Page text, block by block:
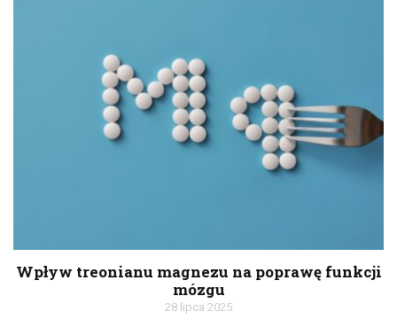
Wpływ treonianu magnezu na poprawę funkcji
mózgu
28 lipca 2025